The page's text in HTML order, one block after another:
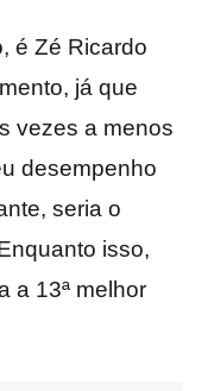
é Zé Ricardo
já que
vezes a menos
desempenho
seria o
isso,
a 13ª melhor